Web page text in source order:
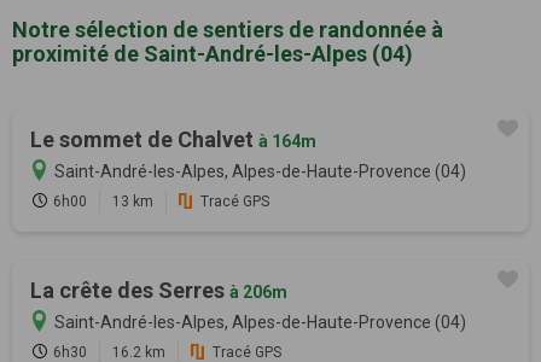
Notre sélection de sentiers de randonnée à
proximité de Saint-André-les-Alpes (04)
Le sommet de Chalvet à 164m
Saint-André-les-Alpes, Alpes-de-Haute-Provence (04)
6h00 13 km Tracé GPS
La crête des Serres à 206m
Saint-André-les-Alpes, Alpes-de-Haute-Provence (04)
6h30 16.2 km Tracé GPS